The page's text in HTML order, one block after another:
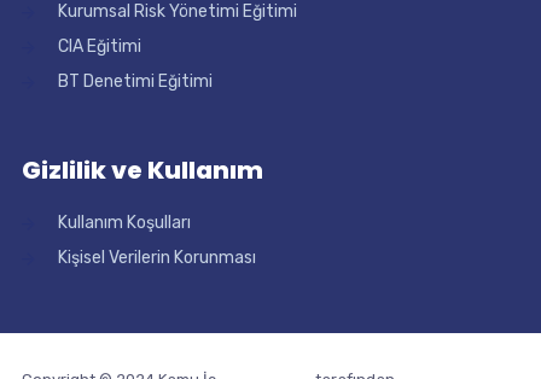
Kurumsal Risk Yönetimi Eğitimi
CIA Eğitimi
BT Denetimi Eğitimi
Gizlilik ve Kullanım
Kullanım Koşulları
Kişisel Verilerin Korunması